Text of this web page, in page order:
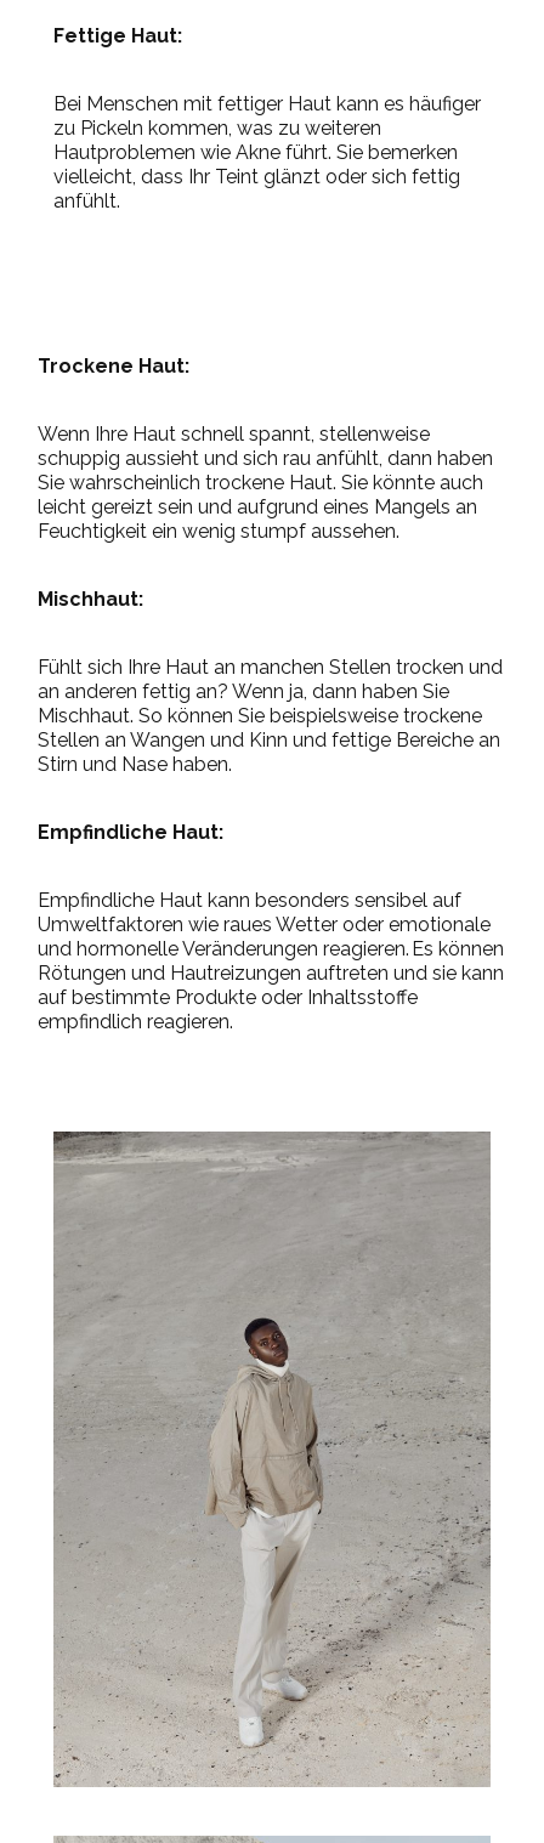
Fettige Haut:
Bei Menschen mit fettiger Haut kann es häufiger
zu Pickeln kommen, was zu weiteren
Hautproblemen wie Akne führt. Sie bemerken
vielleicht, dass Ihr Teint glänzt oder sich fettig
anfühlt.
Trockene Haut:
Wenn Ihre Haut schnell spannt, stellenweise
schuppig aussieht und sich rau anfühlt, dann haben
Sie wahrscheinlich trockene Haut. Sie könnte auch
leicht gereizt sein und aufgrund eines Mangels an
Feuchtigkeit ein wenig stumpf aussehen.
Mischhaut:
Fühlt sich Ihre Haut an manchen Stellen trocken und
an anderen fettig an? Wenn ja, dann haben Sie
Mischhaut. So können Sie beispielsweise trockene
Stellen an Wangen und Kinn und fettige Bereiche an
Stirn und Nase haben.
Empfindliche Haut:
Empfindliche Haut kann besonders sensibel auf
Umweltfaktoren wie raues Wetter oder emotionale
und hormonelle Veränderungen reagieren. Es können
Rötungen und Hautreizungen auftreten und sie kann
auf bestimmte Produkte oder Inhaltsstoffe
empfindlich reagieren.